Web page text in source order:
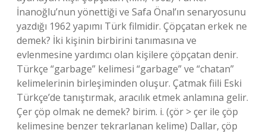
İnanoğlu’nun yönettiği ve Safa Önal’ın senaryosunu
yazdığı 1962 yapımı Türk filmidir. Çöpçatan erkek ne
demek? İki kişinin birbirini tanımasına ve
evlenmesine yardımcı olan kişilere çöpçatan denir.
Türkçe “garbage” kelimesi “garbage” ve “chatan”
kelimelerinin birleşiminden oluşur. Çatmak fiili Eski
Türkçe’de tanıştırmak, aracılık etmek anlamına gelir.
Çer çöp olmak ne demek? birim. i. (çör > çer ile çöp
kelimesine benzer tekrarlanan kelime) Dallar, çöp